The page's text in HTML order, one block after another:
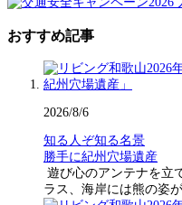
おすすめ記事
2026/8/6
知る人ぞ知る名景
勝手に紀州穴場遺産
遊び心のアンテナを立
ラス、海岸には熊の姿